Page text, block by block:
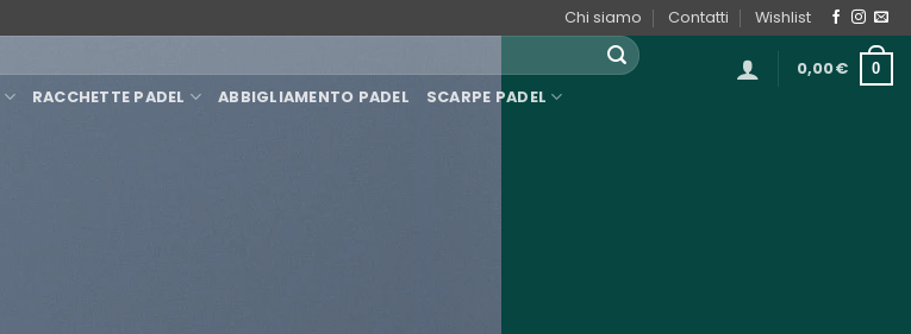
Chi siamo Contatti
Wishlist
0,00€ 0
RACCHETTE PADEL ABBIGLIAMENTO PADEL SCARPE PADEL